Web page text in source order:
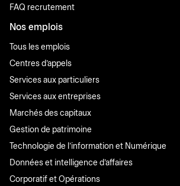
FAQ recrutement
Nos emplois
Tous les emplois
Centres d'appels
Services aux particuliers
Services aux entreprises
Marchés des capitaux
Gestion de patrimoine
Technologie de l'information et Numérique
Données et intelligence d'affaires
Corporatif et Opérations